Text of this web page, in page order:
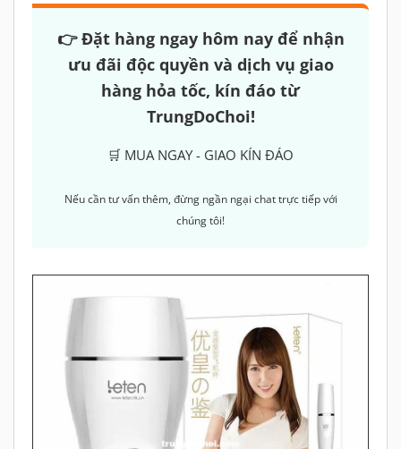
👉 Đặt hàng ngay hôm nay để nhận
ưu đãi độc quyền và dịch vụ giao
hàng hỏa tốc, kín đáo từ
TrungDoChoi!
🛒 MUA NGAY - GIAO KÍN ĐÁO
Nếu cần tư vấn thêm, đừng ngần ngại chat trực tiếp với
chúng tôi!